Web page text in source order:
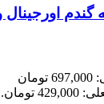
قیمت اصلی: 697,000 تومان
تومان.